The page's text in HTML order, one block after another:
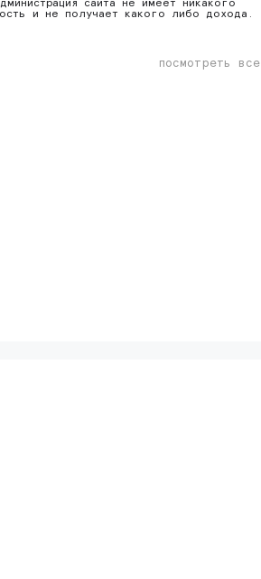
сайта не имеет никакого
и не получает какого либо дохода.
посмотреть все